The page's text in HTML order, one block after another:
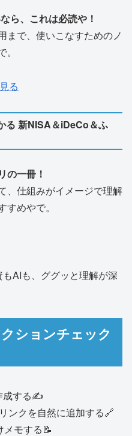
ら、これは必読や！
まで、使いこなすためのノ
る
る 新NISA＆iDeCo＆ふ
の一冊！
、仕組みがイメージで理解
めやで。
AIも、ググッと理解が深
ションチェック
成する✍️
ンクを自然に追加する🔗
メモする📝